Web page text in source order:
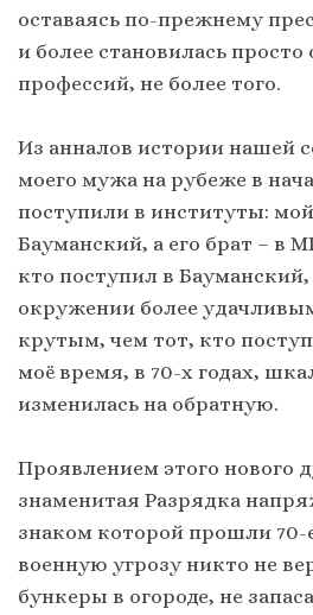
оставаясь по-прежнему
и более становилась просто
профессий, не более того.
Из анналов истории нашей
моего мужа на рубеже в
поступили в институты:
Бауманский, а его брат – в
кто поступил в
окружении более
крутым, чем тот, кто
моё время, в 70-х годах,
изменилась на обратную.
Проявлением этого нового
знаменитая Разрядка
знаком которой прошли 70-
военную угрозу никто не
бункеры в огороде, не